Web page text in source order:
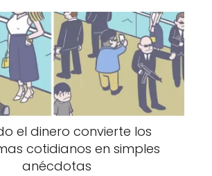
el dinero convierte los
cotidianos en simples
anécdotas